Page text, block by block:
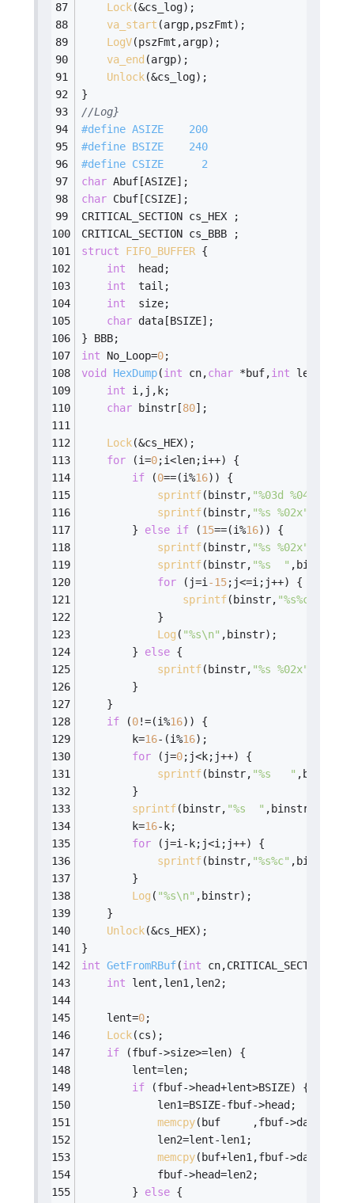
Lock(&cs_log);
va_start (argp,pszFmt);
LogV(pszFmt,argp);
va_end (argp);
Unlock(&cs_log);
}
//Log}
#define ASIZE    200
#define BSIZE    240
#define CSIZE      2
char Abuf[ASIZE];
char Cbuf[CSIZE];
CRITICAL_SECTION cs_HEX ;
CRITICAL_SECTION cs_BBB ;
struct
FIFO_BUFFER {
int
  head;
int
  tail;
int
  size;
char data[BSIZE];
} BBB;
int No_Loop=0;
void
HexDump(int cn,char *buf,int len)
int i,j,k;
char binstr[80];
Lock(&cs_HEX);
for (i=0;i<len;i++) {
if (0==(i%16)) {
sprintf(binstr, "%03d %04x -"
sprintf(binstr, "%s %02x"
        }
else if (15==(i%16)) {
sprintf(binstr, "%s %02x"
sprintf(binstr, "%s  " ,binstr);
for (j=i-15;j<=i;j++) {
sprintf(binstr, "%s%c"
            }
Log ( "%s\n" ,binstr);
        }
else {
sprintf(binstr, "%s %02x"
        }
    }
if (0!=(i%16)) {
        k=
16-(i%16);
for (j=0;j<k;j++) {
sprintf(binstr, "%s   " ,binstr);
        }
sprintf(binstr, "%s  " ,binstr);
        k=
16-k;
for (j=i-k;j<i;j++) {
sprintf(binstr, "%s%c" ,binstr,(
        }
Log ( "%s\n" ,binstr);
    }
Unlock(&cs_HEX);
}
int GetFromRBuf(int cn,CRITICAL_SECTION
int lent,len1,len2;
    lent=
0;
Lock(cs);
if (fbuf->size>=len) {
        lent=len;
if (fbuf->head+lent>BSIZE) {
            len1=BSIZE-fbuf->head;
memcpy(buf     ,fbuf-
            len2=lent-len1;
memcpy(buf+len1,fbuf->data
            fbuf->head=len2;
        }
else {